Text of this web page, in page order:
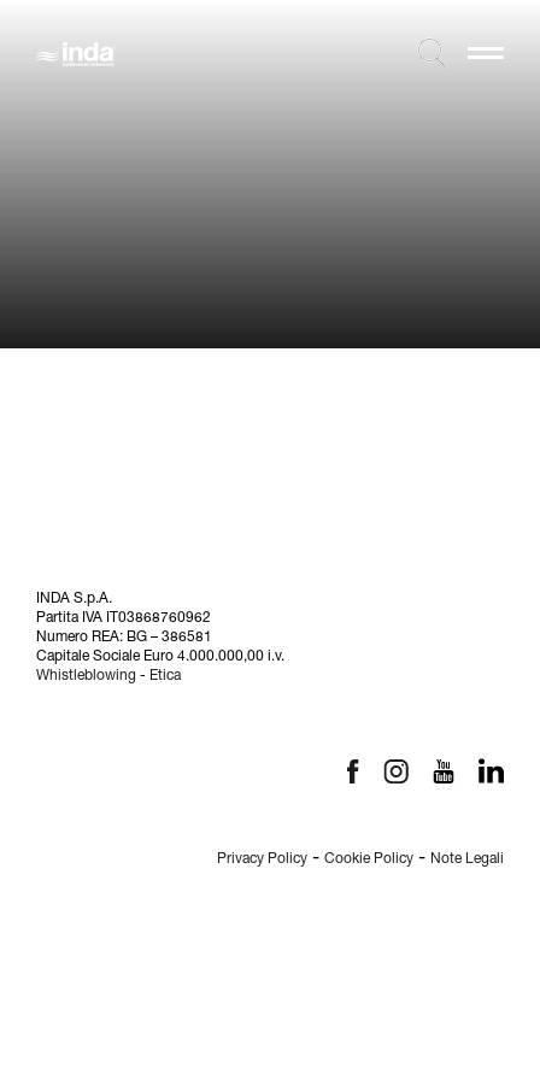
INDA S.p.A.
Partita IVA IT03868760962
Numero REA: BG – 386581
Capitale Sociale Euro 4.000.000,00 i.v.
Whistleblowing - Etica
Privacy Policy - Cookie Policy - Note Legali